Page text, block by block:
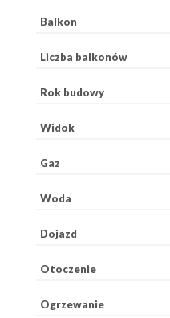
Balkon
Liczba balkonów
Rok budowy
Widok
Gaz
Woda
Dojazd
Otoczenie
Ogrzewanie